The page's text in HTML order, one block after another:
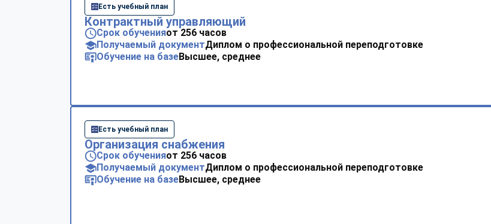
Есть учебный план
Контрактный управляющий
Срок обученияот 256 часов
Получаемый документДиплом о профессиональной переподготовке
Обучение на базеВысшее, среднее
Есть учебный план
Организация снабжения
Срок обученияот 256 часов
Получаемый документДиплом о профессиональной переподготовке
Обучение на базеВысшее, среднее